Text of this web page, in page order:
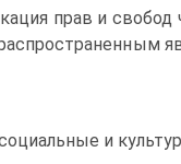
прав и свобод
и